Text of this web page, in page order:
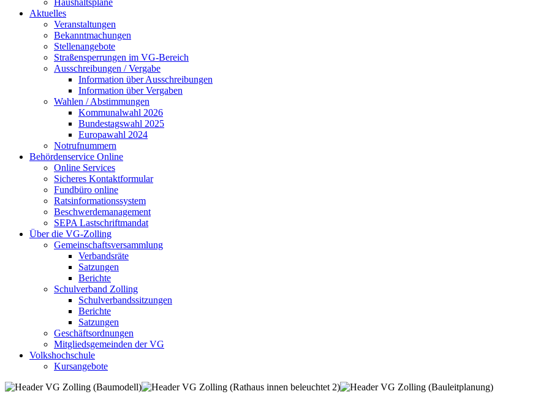
Haushaltspläne
Aktuelles
Veranstaltungen
Bekanntmachungen
Stellenangebote
Straßensperrungen im VG-Bereich
Ausschreibungen / Vergabe
Information über Ausschreibungen
Information über Vergaben
Wahlen / Abstimmungen
Kommunalwahl 2026
Bundestagswahl 2025
Europawahl 2024
Notrufnummern
Behördenservice Online
Online Services
Sicheres Kontaktformular
Fundbüro online
Ratsinformationssystem
Beschwerdemanagement
SEPA Lastschriftmandat
Über die VG-Zolling
Gemeinschaftsversammlung
Verbandsräte
Satzungen
Berichte
Schulverband Zolling
Schulverbandssitzungen
Berichte
Satzungen
Geschäftsordnungen
Mitgliedsgemeinden der VG
Volkshochschule
Kursangebote